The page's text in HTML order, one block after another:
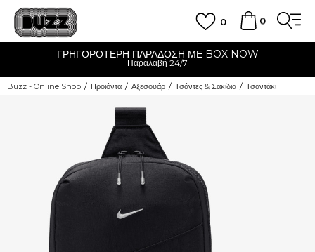
0
0
ΓΡΗΓΟΡΟΤΕΡΗ ΠΑΡΑΔΟΣΗ ΜΕ BOX NOW
Παραλαβή 24/7
Buzz - Online Shop Προϊόντα Αξεσουάρ Τσάντες & Σακίδια Τσαντάκι